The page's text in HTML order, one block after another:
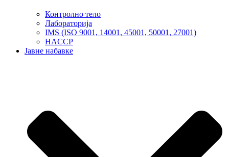
Контролно тело
Лабораторија
IMS (ISO 9001, 14001, 45001, 50001, 27001)
HACCP
Јавне набавке